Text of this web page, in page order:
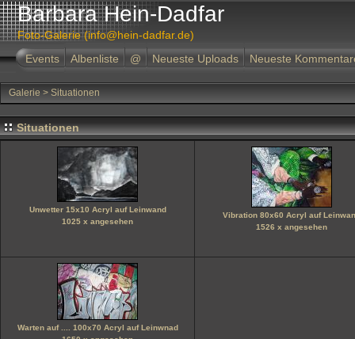
Barbara Hein-Dadfar
Foto-Galerie (info@hein-dadfar.de)
Events
Albenliste @ Neueste Uploads Neueste
Galerie > Situationen
Situationen
Unwetter 15x10 Acryl auf Leinwand
1025 x angesehen
Vibration 80x60 Acryl auf
1526 x angesehen
Warten auf .... 100x70 Acryl auf Leinwnad